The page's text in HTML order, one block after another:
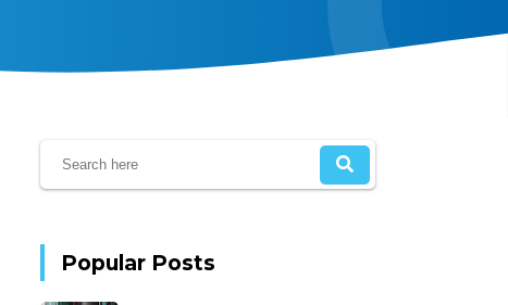
Popular Posts